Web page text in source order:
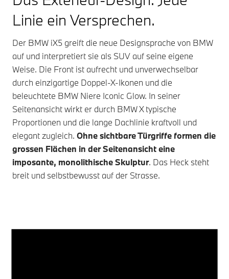
Umfangreiche Assistenten, Kameras und Sensoren
Symbiotic Drive setzt BMW neue Massstäbe im
Zusammenspiel zwischen Fahrer und Fahrzeug.Mit
intelligenter KI‑Unterstützung arbeiten
Assistenzsysteme harmonisch mit , ohne die Kontrolle
zu übernehmen – für mehr Sicherheit, Komfort und
Freude am Fahren. So sind Sie auf langen und kurzen
Fahrten, auch bei viel Verkehr, entspannter unterwegs.⁴
Linie ein Versprechen.
Der BMW iX5 greift die neue Designsprache von BMW
auf und interpretiert sie als SUV auf seine eigene
Weise. Die Front ist aufrecht und unverwechselbar
durch einzigartige Doppel-X-Ikonen und die
beleuchtete BMW Niere Iconic Glow. In seiner
Seitenansicht wirkt er durch BMW X typische
Proportionen und die lange Dachlinie kraftvoll und
elegant zugleich. Ohne sichtbare Türgriffe formen die
grossen Flächen in der Seitenansicht eine
imposante, monolithische Skulptur. Das Heck steht
breit und selbstbewusst auf der Strasse.